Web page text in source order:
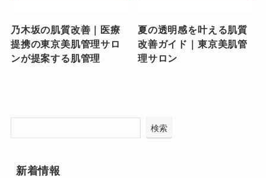
乃木坂の肌質改善｜医療
提携の東京美肌管理サロ
ンが提案する肌管理
夏の透明感を叶える肌質
改善ガイド｜東京美肌管
理サロン
検索
新着情報